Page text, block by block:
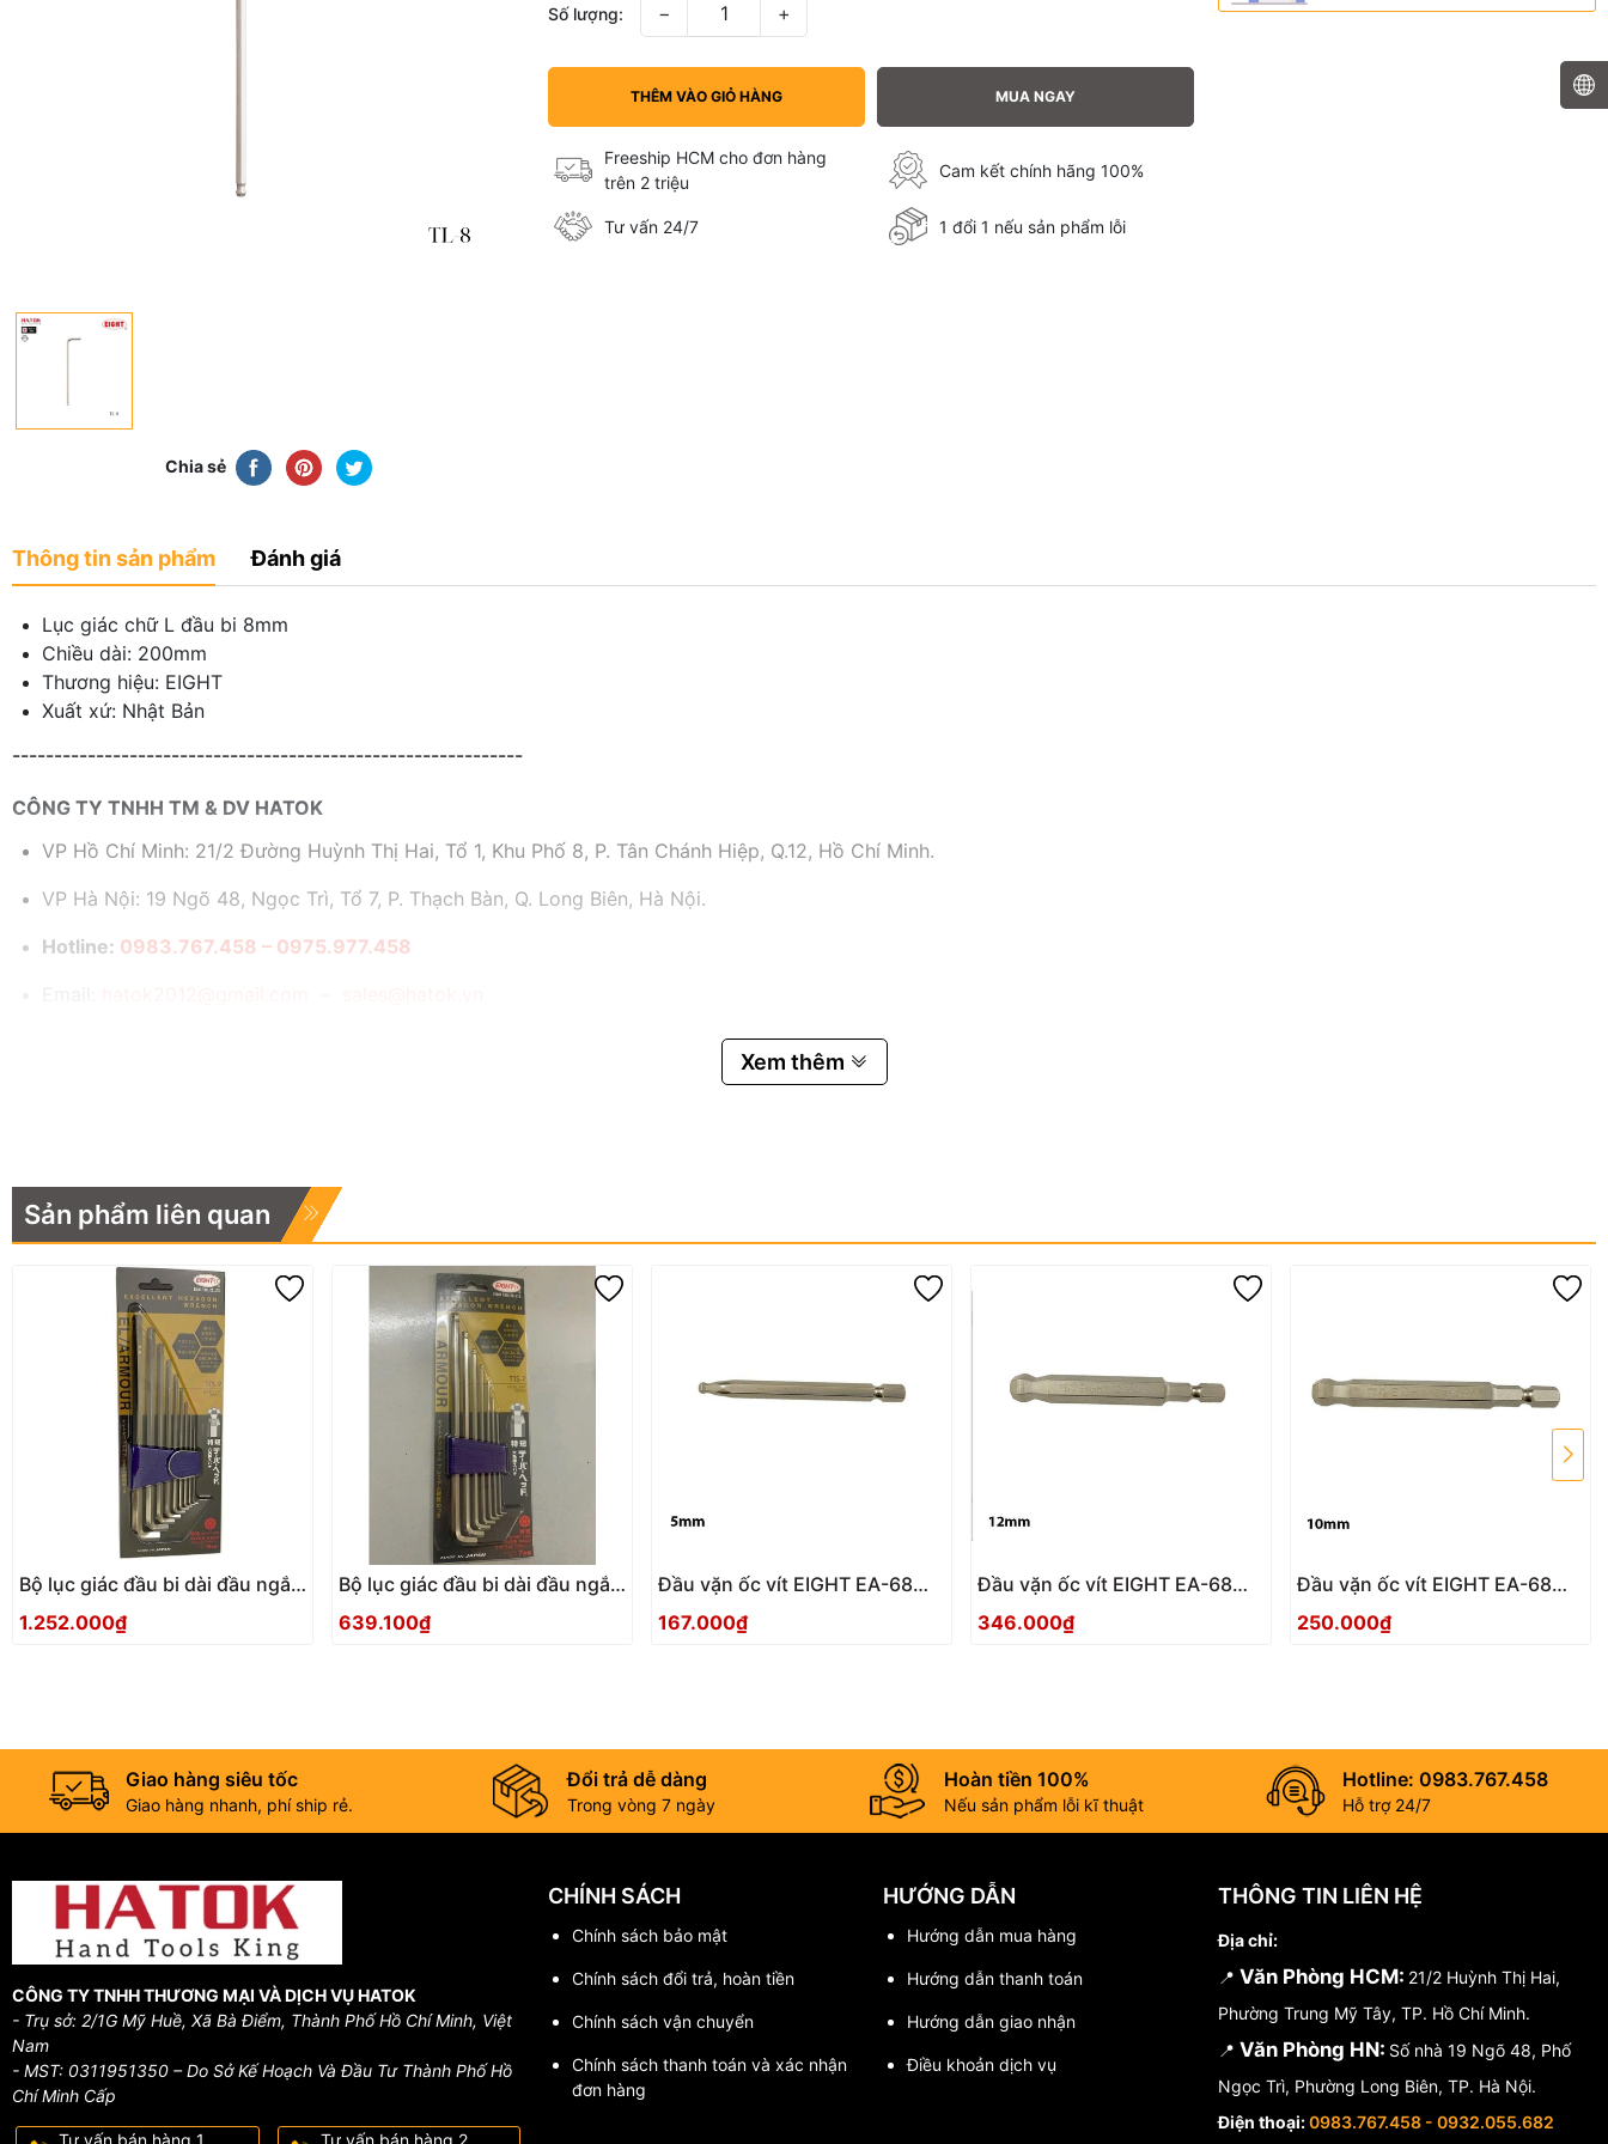
Chia sẻ
Số lượng: − +
THÊM VÀO GIỎ HÀNG MUA NGAY
Freeship HCM cho đơn hàng
trên 2 triệu
Cam kết chính hãng 100%
Tư vấn 24/7 1 đổi 1 nếu sản phẩm lỗi
Thông tin sản phẩm Đánh giá
Lục giác chữ L đầu bi 8mm
Chiều dài: 200mm
Thương hiệu: EIGHT
Xuất xứ: Nhật Bản
-------------------------------------------------------------
CÔNG TY TNHH TM & DV HATOK
VP Hồ Chí Minh: 21/2 Đường Huỳnh Thị Hai, Tổ 1, Khu Phố 8, P. Tân Chánh Hiệp, Q.12, Hồ Chí Minh.
VP Hà Nội: 19 Ngõ 48, Ngọc Trì, Tổ 7, P. Thạch Bàn, Q. Long Biên, Hà Nội.
Hotline: 0983.767.458 – 0975.977.458
Xem thêm
Sản phẩm liên quan
Bộ lục giác đầu bi dài đầu ngắn
EIGHT TTS-9
1.252.000₫
Bộ lục giác đầu bi dài đầu ngắn
EIGHT TTS-7
639.100₫
Đầu vặn ốc vít EIGHT EA-68
(5mmx100)
167.000₫
Đầu vặn ốc vít EIGHT EA-68
(12mmx100)
346.000₫
Đầu vặn ốc vít EIGHT EA-68
(10mmx100)
250.000₫
Giao hàng siêu tốc
Giao hàng nhanh, phí ship rẻ.
Đổi trả dễ dàng
Trong vòng 7 ngày
Hoàn tiền 100%
Nếu sản phẩm lỗi kĩ thuật
Hotline: 0983.767.458
Hỗ trợ 24/7
CÔNG TY TNHH THƯƠNG MẠI VÀ DỊCH VỤ HATOK
- Trụ sở: 2/1G Mỹ Huề, Xã Bà Điểm, Thành Phố Hồ Chí Minh, Việt
Nam
- MST: 0311951350 – Do Sở Kế Hoạch Và Đầu Tư Thành Phố Hồ
Chí Minh Cấp
Tư vấn bán hàng 1 Tư vấn bán hàng 2
CHÍNH SÁCH
Chính sách bảo mật
Chính sách đổi trả, hoàn tiền
Chính sách vận chuyển
Chính sách thanh toán và xác nhận
đơn hàng
HƯỚNG DẪN
Hướng dẫn mua hàng
Hướng dẫn thanh toán
Hướng dẫn giao nhận
Điều khoản dịch vụ
THÔNG TIN LIÊN HỆ
Địa chỉ:
📍 Văn Phòng HCM: 21/2 Huỳnh Thị Hai,
Phường Trung Mỹ Tây, TP. Hồ Chí Minh.
📍 Văn Phòng HN: Số nhà 19 Ngõ 48, Phố
Ngọc Trì, Phường Long Biên, TP. Hà Nội.
Điện thoại:0983.767.458 - 0932.055.682